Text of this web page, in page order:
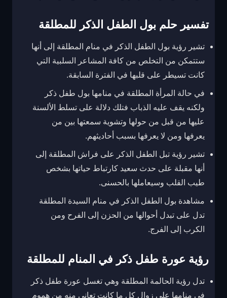
تفسير حلم بول الطفل الذكر للمطلقة
تشير رؤية بول الطفل الذكر في منام المطلقة إلى أنها
ستتمكن من التخلص من كافة المشاعر السلبية التي
كانت تسيطر على قلبها في الفترة السابقة.
في حالة المرأة المطلقة في منامها بول طفل ذكر
ولكنه يقف عليه الذباب فتلك دلالة على تسلط الألسنة
عليها من قبل من حولها وتشوية سمعتها بين من
يعرفها ومن لا يعرفها بسبب أحاديثهم.
تشير رؤية تبل الطفل الذكر على فراش المطلقة إلى
أنها مقبلة على حدث سعيد كارتباط حياتها بشخص
طيب القلب وسيعاملها بالحسنى.
مشاهدة بول الطفل الذكر في منام السيدة المطلقة
تدل على تبدل أحوالها من الحزن إلى الفرح ومن
الكرب إلى الفرج.
رؤية عورة طفل ذكر في المنام للمطلقة
تدل رؤية الحالمة المطلقة وهي تغسل عورة طفل ذكر
في منامها على زوال كل ما كانت تعاني منه من هموم